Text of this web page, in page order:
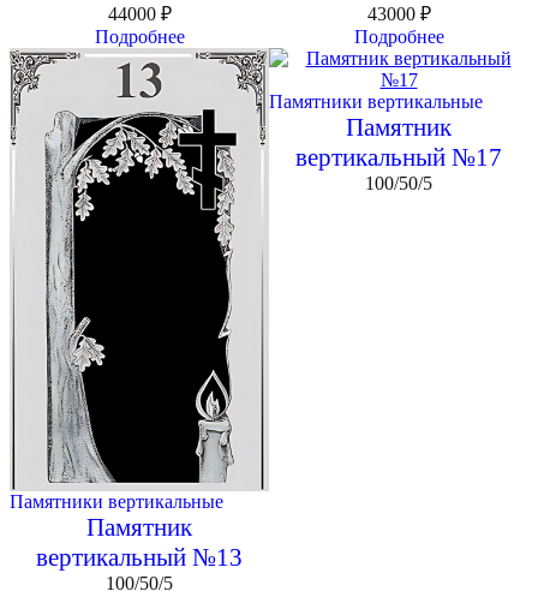
44000 ₽
Подробнее
43000 ₽
Подробнее
Памятники вертикальные
Памятник
вертикальный №13
100/50/5
Памятники вертикальные
Памятник
вертикальный №17
100/50/5